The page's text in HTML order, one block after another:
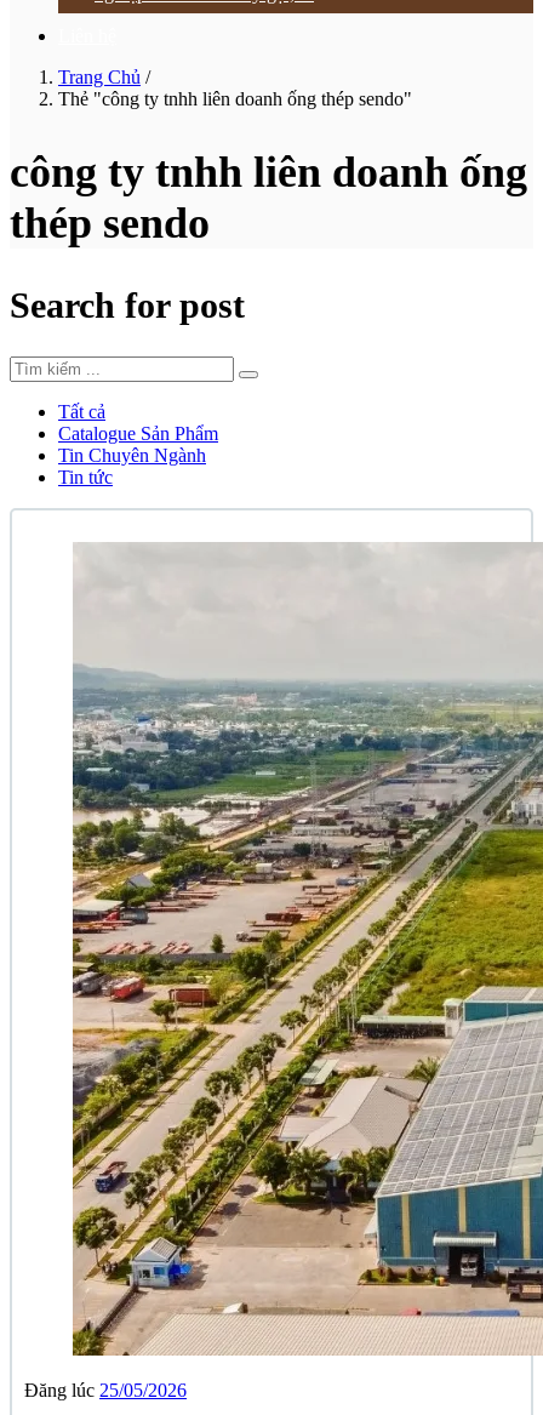
Trang Chủ /
Thẻ "công ty tnhh liên doanh ống thép sendo"
công ty tnhh liên doanh ống
thép sendo
Search for post
Tất cả
Catalogue Sản Phẩm
Tin Chuyên Ngành
Tin tức
Đăng lúc 25/05/2026